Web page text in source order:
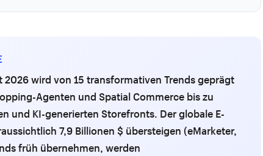
2026 wird von 15 transformativen Trends geprägt
Agenten und Spatial Commerce bis zu
und KI-generierten Storefronts. Der globale E-
7,9 Billionen $ übersteigen (eMarketer,
früh übernehmen, werden